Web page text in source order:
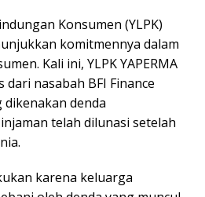
Konsumen (YLPK)
komitmennya dalam
Kali ini, YLPK YAPERMA
nasabah BFI Finance
denda
telah dilunasi setelah
karena keluarga